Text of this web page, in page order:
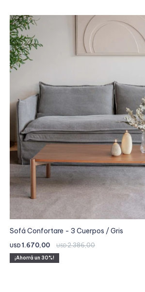
Sofá Confortare - 3 Cuerpos / Gris
USD 1.670,00 USD2.386,00
30